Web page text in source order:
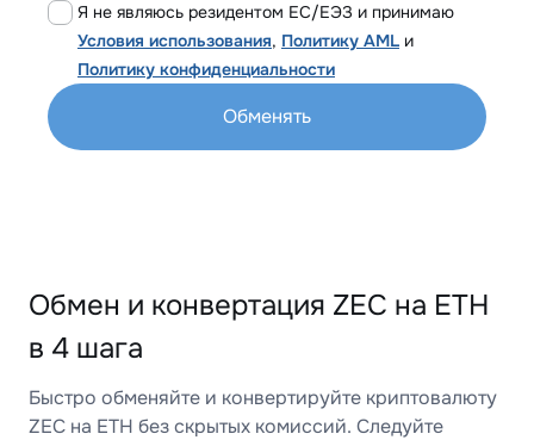
Я не являюсь резидентом ЕС/ЕЭЗ и принимаю
Условия использования, Политику AML и
Политику конфиденциальности
Обменять
Обмен и конвертация ZEC на ETH
в 4 шага
Быстро обменяйте и конвертируйте криптовалюту
ZEC на ETH без скрытых комиссий. Следуйте